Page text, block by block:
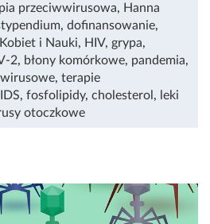
przeciwwirusowa, Hanna
, dofinansowanie,
i Nauki, HIV, grypa,
2, błony komórkowe, pandemia,
, terapie
, fosfolipidy, cholesterol , leki
otoczkowe